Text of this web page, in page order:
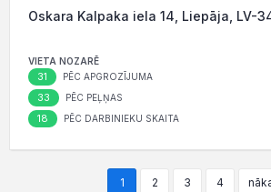
Oskara Kalpaka iela 14, Liepāja, LV-
VIETA NOZARĒ
31 PĒC APGROZĪJUMA
33 PĒC PEĻŅAS
18 PĒC DARBINIEKU SKAITA
1 2 3 4